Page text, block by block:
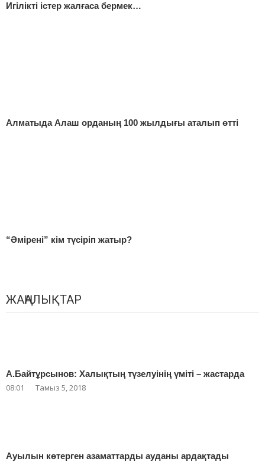
Игілікті істер жалғаса бермек…
Алматыда Алаш орданың 100 жылдығы аталып өтті
“Әмірені” кім түсіріп жатыр?
ЖАҢАЛЫҚТАР
А.Байтұрсынов: Халықтың түзелуінің үміті – жастарда
08:01 Тамыз 5, 2018
Ауылын көтерген азаматтарды ауданы ардақтады